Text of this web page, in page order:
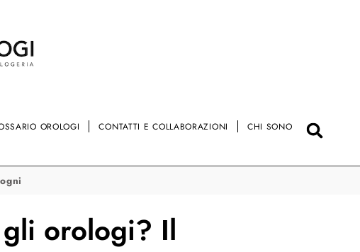
OROLOGI CONTATTI E COLLABORAZIONI CHI SONO
orologi? Il